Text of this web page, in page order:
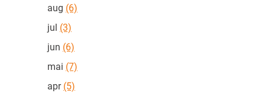
aug (6)
jul (3)
jun (6)
mai (7)
apr(5)